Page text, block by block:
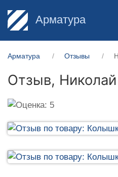
Арматура
Арматура Отзывы
Отзыв,